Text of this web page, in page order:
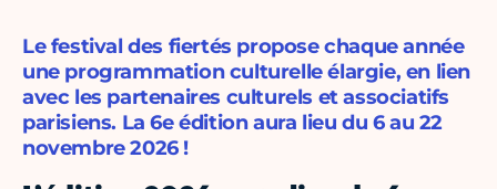
Le festival des fiertés propose chaque année
une programmation culturelle élargie, en lien
avec les partenaires culturels et associatifs
parisiens. La 6e édition aura lieu du 6 au 22
novembre 2026 !